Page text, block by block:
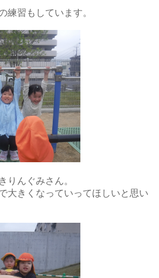
練習もしています。
りんぐみさん。
大きくなっていってほしいと思い